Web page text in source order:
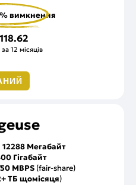
вимкнення
12 місяців
12288 Мегабайт
Гігабайт
MBPS (fair-share)
ТБ щомісяця)